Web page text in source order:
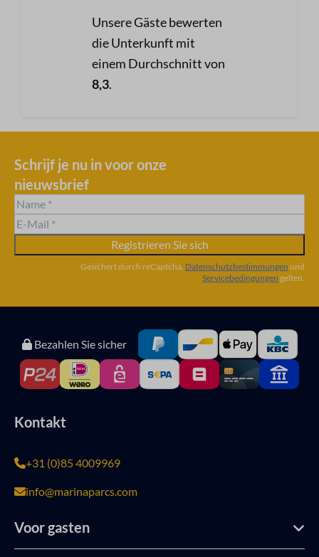
Unsere Gäste bewerten
die Unterkunft mit
einem Durchschnitt von
8,3.
Schrijf je nu in voor onze
nieuwsbrief
Registrieren Sie sich
Gesichert durch reCaptcha, Datenschutzbestimmungen und
Servicebedingungen gelten.
Bezahlen Sie sicher
Kontakt
+31 (0)85 4009969
info@marinaparcs.com
Voor gasten